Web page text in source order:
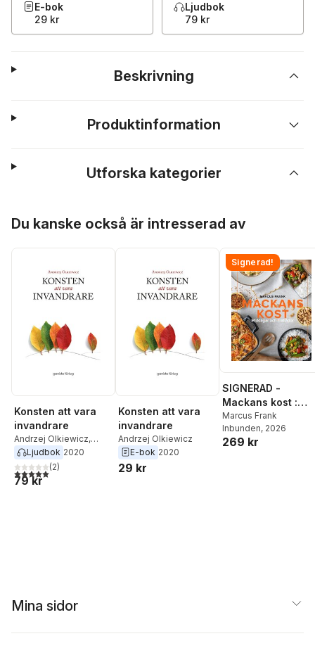
E-bok
29 kr
Ljudbok
79 kr
Beskrivning
Produktinformation
Utforska kategorier
Du kanske också är intresserad av
Konsten att vara
invandrare
Andrzej Olkiewicz,
Martin Sjögren
Ljudbok 2020
5,0utav 5 stjärnor. Totalt antal röster:
(2)
79 kr
Konsten att vara
invandrare
Andrzej Olkiewicz
E-bok 2020
29 kr
Signerad!
SIGNERAD -
Mackans kost :
Middagar och
matlådor
Marcus Frank
Inbunden, 2026
269 kr
Mina sidor